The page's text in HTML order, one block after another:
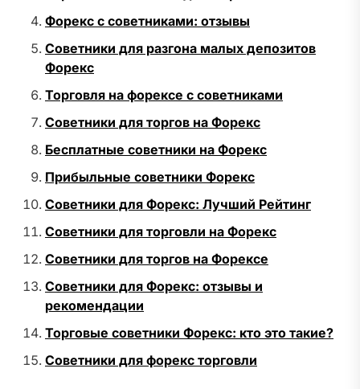
Форекс с советниками: отзывы
Советники для разгона малых депозитов
Форекс
Торговля на форексе с советниками
Советники для торгов на Форекс
Бесплатные советники на Форекс
Прибыльные советники Форекс
Советники для Форекс: Лучший Рейтинг
Советники для торговли на Форекс
Советники для торгов на Форексе
Советники для Форекс: отзывы и
рекомендации
Торговые советники Форекс: кто это такие?
Советники для форекс торговли